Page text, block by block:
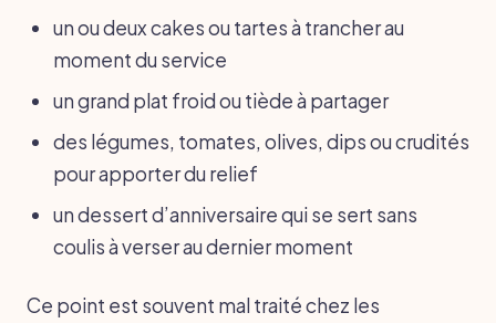
un ou deux cakes ou tartes à trancher au
moment du service
un grand plat froid ou tiède à partager
des légumes, tomates, olives, dips ou crudités
pour apporter du relief
un dessert d’anniversaire qui se sert sans
coulis à verser au dernier moment
Ce point est souvent mal traité chez les